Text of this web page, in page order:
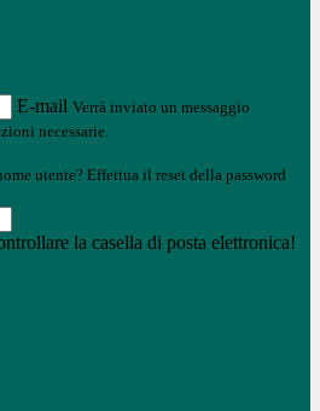
E-mail Verrà inviato un messaggio
necessarie.
utente? Effettua il reset della password
la casella di posta elettronica!